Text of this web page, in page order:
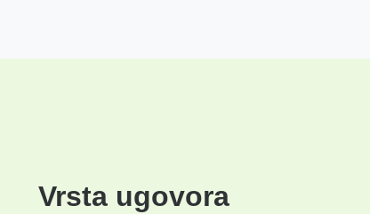
Vrsta ugovora